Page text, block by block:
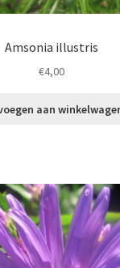
Amsonia illustris
€4,00
aan